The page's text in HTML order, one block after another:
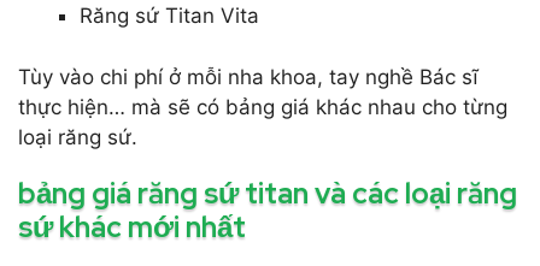
Răng sứ Titan Vita
Tùy vào chi phí ở mỗi nha khoa, tay nghề Bác sĩ
thực hiện… mà sẽ có bảng giá khác nhau cho từng
loại răng sứ.
bảng giá răng sứ titan và các loại răng
sứ khác mới nhất